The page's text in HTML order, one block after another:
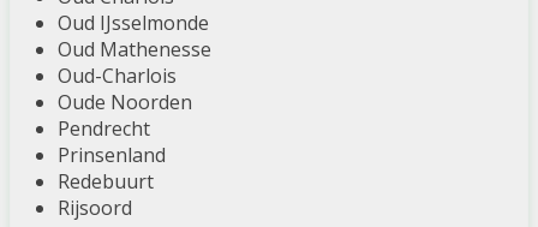
Oud IJsselmonde
Oud Mathenesse
Oud-Charlois
Oude Noorden
Pendrecht
Prinsenland
Redebuurt
Rijsoord